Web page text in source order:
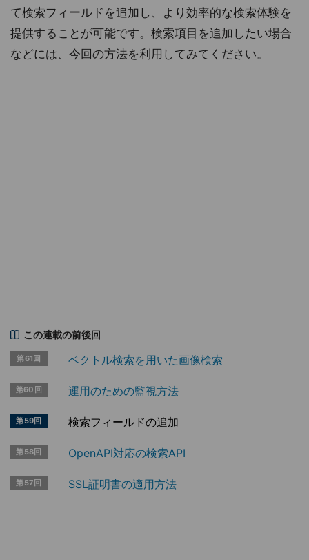
て検索フィールドを追加し、より効率的な検索体験を
提供することが可能です。検索項目を追加したい場合
などには、今回の方法を利用してみてください。
この連載の前後回
第61回 ベクトル検索を用いた画像検索
第60回 運用のための監視方法
第59回 検索フィールドの追加
第58回 OpenAPI対応の検索API
第57回 SSL証明書の適用方法